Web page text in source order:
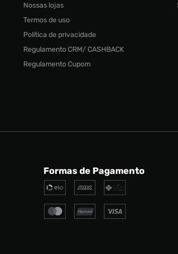
Nossas lojas
Termos de uso
Política de privacidade
Regulamento CRM/ CASHBACK
Regulamento Cupom
Formas de Pagamento